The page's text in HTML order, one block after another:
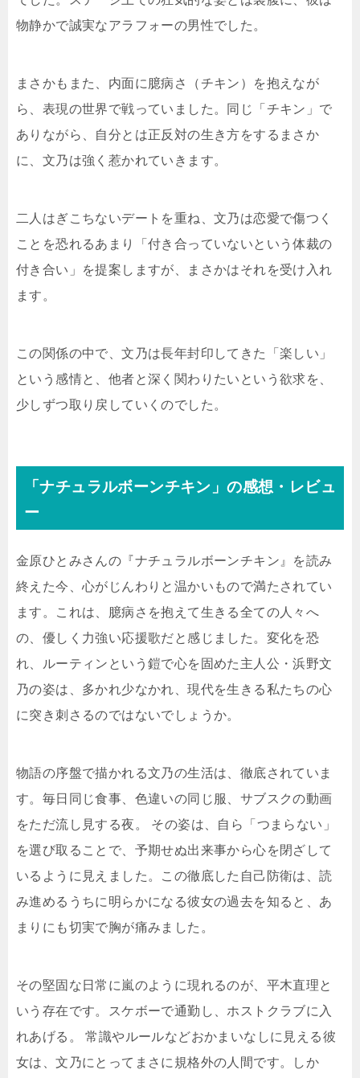
物静かで誠実なアラフォーの男性でした。
まさかもまた、内面に臆病さ（チキン）を抱えなが
ら、表現の世界で戦っていました。同じ「チキン」で
ありながら、自分とは正反対の生き方をするまさか
に、文乃は強く惹かれていきます。
二人はぎこちないデートを重ね、文乃は恋愛で傷つく
ことを恐れるあまり「付き合っていないという体裁の
付き合い」を提案しますが、まさかはそれを受け入れ
ます。
この関係の中で、文乃は長年封印してきた「楽しい」
という感情と、他者と深く関わりたいという欲求を、
少しずつ取り戻していくのでした。
「ナチュラルボーンチキン」の感想・レビュ
ー
金原ひとみさんの『ナチュラルボーンチキン』を読み
終えた今、心がじんわりと温かいもので満たされてい
ます。これは、臆病さを抱えて生きる全ての人々へ
の、優しく力強い応援歌だと感じました。変化を恐
れ、ルーティンという鎧で心を固めた主人公・浜野文
乃の姿は、多かれ少なかれ、現代を生きる私たちの心
に突き刺さるのではないでしょうか。
物語の序盤で描かれる文乃の生活は、徹底されていま
す。毎日同じ食事、色違いの同じ服、サブスクの動画
をただ流し見する夜。 その姿は、自ら「つまらない」
を選び取ることで、予期せぬ出来事から心を閉ざして
いるように見えました。この徹底した自己防衛は、読
み進めるうちに明らかになる彼女の過去を知ると、あ
まりにも切実で胸が痛みました。
その堅固な日常に嵐のように現れるのが、平木直理と
いう存在です。スケボーで通勤し、ホストクラブに入
れあげる。 常識やルールなどおかまいなしに見える彼
女は、文乃にとってまさに規格外の人間です。しか